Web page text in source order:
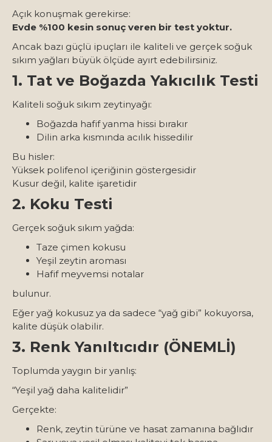
Açık konuşmak gerekirse:
Evde %100 kesin sonuç veren bir test yoktur.
Ancak bazı güçlü ipuçları ile kaliteli ve gerçek soğuk
sıkım yağları büyük ölçüde ayırt edebilirsiniz.
1. Tat ve Boğazda Yakıcılık Testi
Kaliteli soğuk sıkım zeytinyağı:
Boğazda hafif yanma hissi bırakır
Dilin arka kısmında acılık hissedilir
Bu hisler:
Yüksek polifenol içeriğinin göstergesidir
Kusur değil, kalite işaretidir
2. Koku Testi
Gerçek soğuk sıkım yağda:
Taze çimen kokusu
Yeşil zeytin aroması
Hafif meyvemsi notalar
bulunur.
Eğer yağ kokusuz ya da sadece “yağ gibi” kokuyorsa,
kalite düşük olabilir.
3. Renk Yanıltıcıdır (ÖNEMLİ)
Toplumda yaygın bir yanlış:
“Yeşil yağ daha kalitelidir”
Gerçekte:
Renk, zeytin türüne ve hasat zamanına bağlıdır